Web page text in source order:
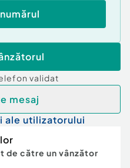
validat
mesaj
ale utilizatorului
de către un vânzător